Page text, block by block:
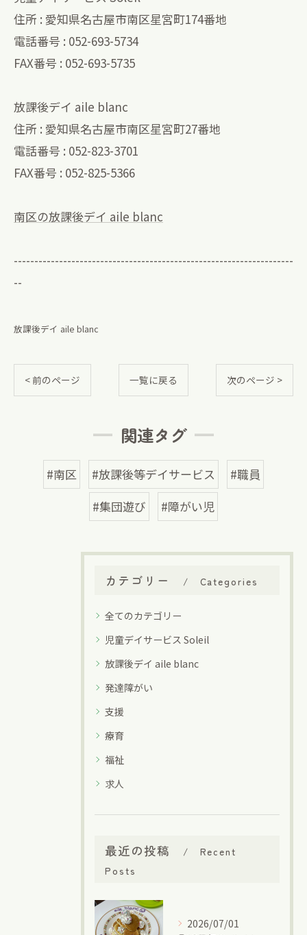
住所 : 愛知県名古屋市南区星宮町174番地
電話番号 : 052-693-5734
FAX番号 : 052-693-5735
放課後デイ aile blanc
住所 : 愛知県名古屋市南区星宮町27番地
電話番号 : 052-823-3701
FAX番号 : 052-825-5366
南区の放課後デイ aile blanc
--------------------------------------------------------------------
--
放課後デイ aile blanc
< 前のページ 一覧に戻る 次のページ >
関連タグ
#南区 #放課後等デイサービス
#職員
#集団遊び
#障がい児
カテゴリー Categories
全てのカテゴリー
児童デイサービス Soleil
放課後デイ aile blanc
発達障がい
支援
療育
福祉
求人
最近の投稿
Recent
Posts
2026/07/01